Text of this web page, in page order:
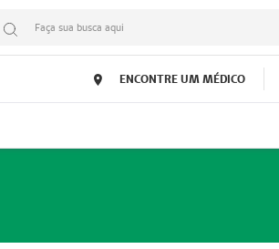
Faça sua busca aqui
ENCONTRE UM MÉDICO